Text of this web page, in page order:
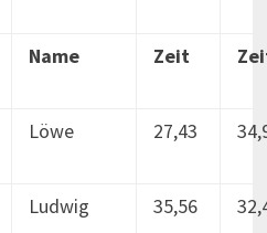
Name Zeit
Löwe 27,43
Ludwig 35,56